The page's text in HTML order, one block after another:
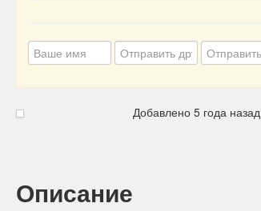
Добавлено5 года назад
Описание